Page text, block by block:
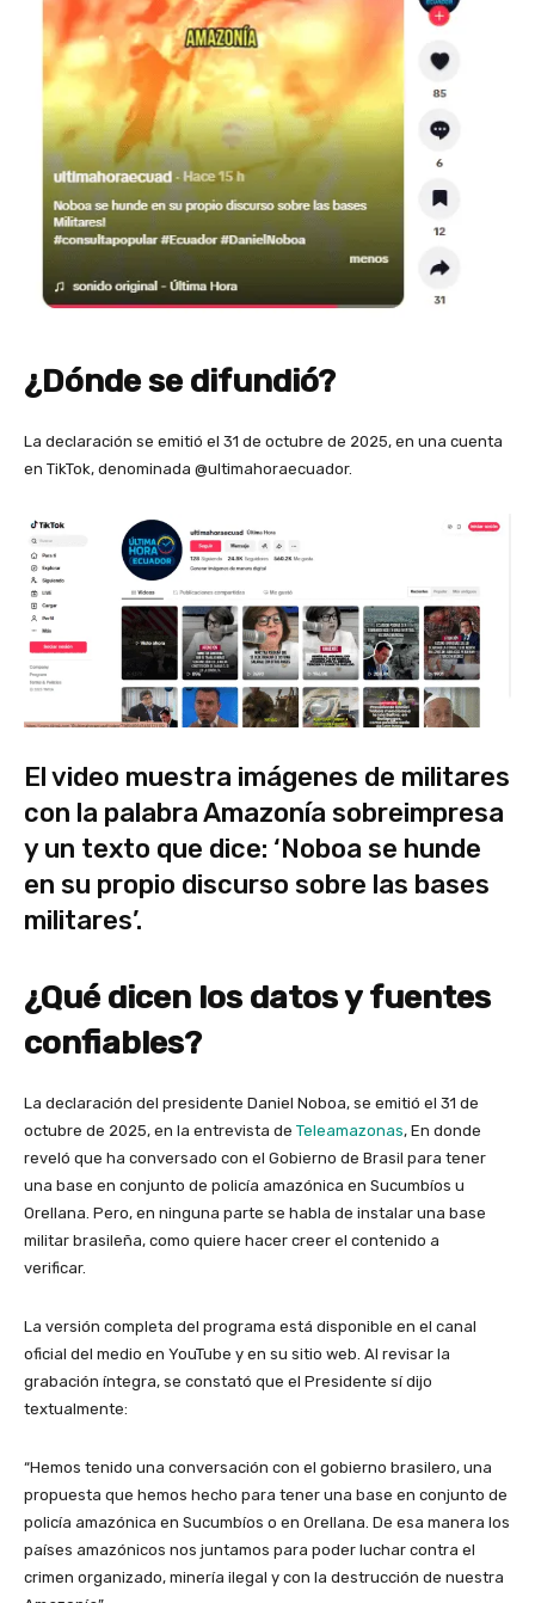
¿Dónde se difundió?
La declaración se emitió el 31 de octubre de 2025, en una cuenta
en TikTok, denominada @ultimahoraecuador.
El video muestra imágenes de militares
con la palabra Amazonía sobreimpresa
y un texto que dice: ‘Noboa se hunde
en su propio discurso sobre las bases
militares’.
¿Qué dicen los datos y fuentes
confiables?
La declaración del presidente Daniel Noboa, se emitió el 31 de
octubre de 2025, en la entrevista de Teleamazonas, En donde
reveló que ha conversado con el Gobierno de Brasil para tener
una base en conjunto de policía amazónica en Sucumbíos u
Orellana. Pero, en ninguna parte se habla de instalar una base
militar brasileña, como quiere hacer creer el contenido a
verificar.
La versión completa del programa está disponible en el canal
oficial del medio en YouTube y en su sitio web. Al revisar la
grabación íntegra, se constató que el Presidente sí dijo
textualmente:
“Hemos tenido una conversación con el gobierno brasilero, una
propuesta que hemos hecho para tener una base en conjunto de
policía amazónica en Sucumbíos o en Orellana. De esa manera los
países amazónicos nos juntamos para poder luchar contra el
crimen organizado, minería ilegal y con la destrucción de nuestra